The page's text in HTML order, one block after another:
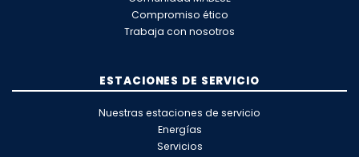
Compromiso ético
Trabaja con nosotros
ESTACIONES DE SERVICIO
Nuestras estaciones de servicio
Energías
Servicios